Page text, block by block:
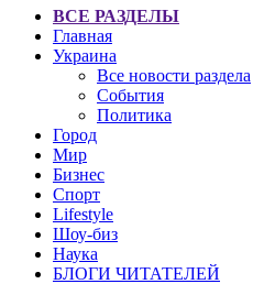
ВСЕ РАЗДЕЛЫ
Главная
Украина
Все новости раздела
События
Политика
Город
Мир
Бизнес
Спорт
Lifestyle
Шоу-биз
Наука
БЛОГИ ЧИТАТЕЛЕЙ